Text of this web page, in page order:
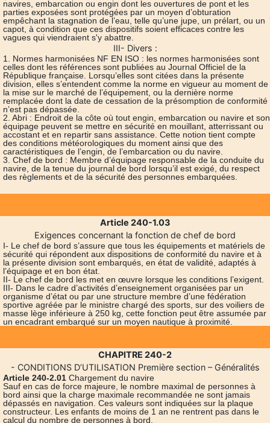
navires, embarcation ou engin dont les ouvertures de pont et les
parties exposées sont protégées par un moyen d’obturation
empêchant la stagnation de l’eau, telle qu’une jupe, un prélart, ou un
capot, à condition que ces dispositifs soient efficaces contre les
vagues qui viendraient s'y abattre.
III- Divers :
1. Normes harmonisées NF EN ISO : les normes harmonisées sont
celles dont les références sont publiées au Journal Officiel de la
République française. Lorsqu’elles sont citées dans la présente
division, elles s’entendent comme la norme en vigueur au moment de
la mise sur le marché de l’équipement, ou la dernière norme
remplacée dont la date de cessation de la présomption de conformité
n’est pas dépassée.
2. Abri : Endroit de la côte où tout engin, embarcation ou navire et son
équipage peuvent se mettre en sécurité en mouillant, atterrissant ou
accostant et en repartir sans assistance. Cette notion tient compte
des conditions météorologiques du moment ainsi que des
caractéristiques de l’engin, de l’embarcation ou du navire.
3. Chef de bord : Membre d’équipage responsable de la conduite du
navire, de la tenue du journal de bord lorsqu’il est exigé, du respect
des règlements et de la sécurité des personnes embarquées.
Article 240-1.03
Exigences concernant la fonction de chef de bord
I- Le chef de bord s’assure que tous les équipements et matériels de
sécurité qui répondent aux dispositions de conformité du navire et à
la présente division sont embarqués, en état de validité, adaptés à
l’équipage et en bon état.
II- Le chef de bord les met en œuvre lorsque les conditions l’exigent.
III- Dans le cadre d’activités d’enseignement organisées par un
organisme d’état ou par une structure membre d’une fédération
sportive agréée par le ministre chargé des sports, sur des voiliers de
masse lège inférieure à 250 kg, cette fonction peut être assumée par
un encadrant embarqué sur un moyen nautique à proximité.
CHAPITRE 240-2
- CONDITIONS D’UTILISATION Première section – Généralités
Article 240-2.01 Chargement du navire
Sauf en cas de force majeure, le nombre maximal de personnes à
bord ainsi que la charge maximale recommandée ne sont jamais
dépassés en navigation. Ces valeurs sont indiquées sur la plaque
constructeur. Les enfants de moins de 1 an ne rentrent pas dans le
calcul du nombre de personnes à bord.